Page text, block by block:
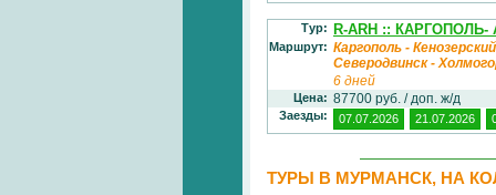
Тур: R-ARH ::
Маршрут: Каргополь -
Северодвинск -
6 дней
Цена: 87700 руб. / доп. ж/д
Заезды: 07.07.2026 21.07.2026
ТУРЫ В МУРМАНСК, НА